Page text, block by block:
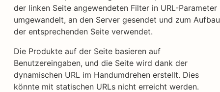
der linken Seite angewendeten Filter in URL-Parameter
umgewandelt, an den Server gesendet und zum Aufbau
der entsprechenden Seite verwendet.
Die Produkte auf der Seite basieren auf
Benutzereingaben, und die Seite wird dank der
dynamischen URL im Handumdrehen erstellt. Dies
könnte mit statischen URLs nicht erreicht werden.